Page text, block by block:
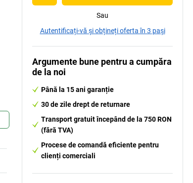
Sau
Autentificați-vă și obțineți oferta în 3 pași
Argumente bune pentru a cumpăra
de la noi
Până la 15 ani garanție
30 de zile drept de returnare
Transport gratuit începând de la 750 RON
(fără TVA)
Procese de comandă eficiente pentru
clienți comerciali